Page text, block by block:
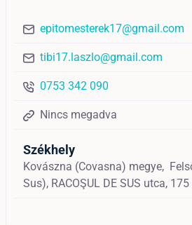
epitomesterek17@gmail.com
tibi17.laszlo@gmail.com
0753 342 090
Nincs megadva
Székhely
Kovászna (Covasna) megye,
Sus), RACOŞUL DE SUS utca,